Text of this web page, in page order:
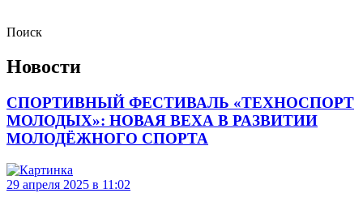
Поиск
Новости
СПОРТИВНЫЙ ФЕСТИВАЛЬ «ТЕХНОСПОРТ
МОЛОДЫХ»: НОВАЯ ВЕХА В РАЗВИТИИ
МОЛОДЁЖНОГО СПОРТА
29 апреля 2025 в 11:02